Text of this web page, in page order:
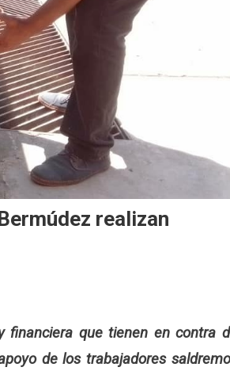
realizan
financiera que tienen en contra
de los trabajadores